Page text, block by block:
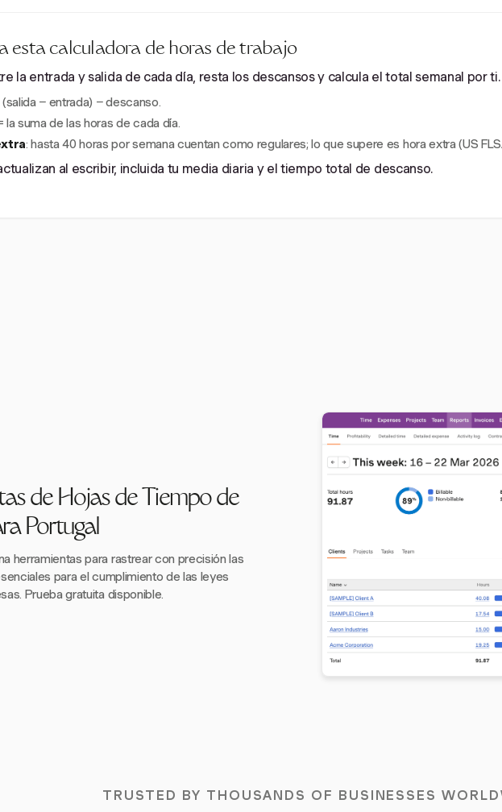
esta calculadora de horas de trabajo
la entrada y salida de cada día, resta los descansos y calcula el total semanal por ti.
(salida − entrada) − descanso.
la suma de las horas de cada día.
: hasta 40 horas por semana cuentan como regulares; lo que supere es hora extra (US
al escribir, incluida tu media diaria y el tiempo total de descanso.
de Hojas de Tiempo de
Portugal
herramientas para rastrear con precisión las
para el cumplimiento de las leyes
Prueba gratuita disponible.
TRUSTED BY THOUSANDS OF BUSINESSES